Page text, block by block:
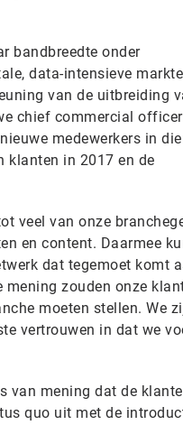
bandbreedte onder
data-intensieve
van de uitbreiding
chief commercial
medewerkers in
klanten in 2017 en de
veel van onze
en content. Daarmee
dat tegemoet komt
zouden onze
moeten stellen. We
vertrouwen in dat we
van mening dat de
quo uit met de